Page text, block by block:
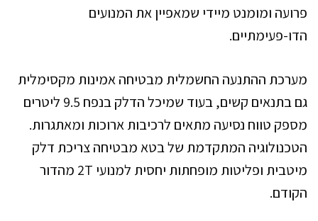
פרועה ומומנט מיידי שמאפיין את המנועים
הדו-פעימתיים.
מערכת ההתנעה החשמלית מבטיחה אמינות מקסימלית
גם בתנאים קשים, בעוד שמיכל הדלק בנפח 9.5 ליטרים
מספק טווח נסיעה מתאים לרכיבות ארוכות ומאתגרות.
הטכנולוגיה המתקדמת של בטא מבטיחה צריכת דלק
מיטבית ופליטות מופחתות יחסית למנועי 2T מהדור
הקודם.